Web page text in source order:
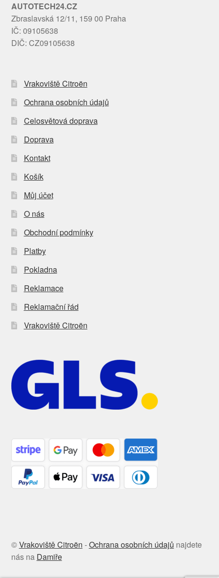
AUTOTECH24.CZ
Zbraslavská 12/11, 159 00 Praha
IČ: 09105638
DIČ: CZ09105638
Vrakoviště Citroën
Ochrana osobních údajů
Celosvětová doprava
Doprava
Kontakt
Košík
Můj účet
O nás
Obchodní podmínky
Platby
Pokladna
Reklamace
Reklamační řád
Vrakoviště Citroën
©Vrakoviště Citroën -Ochrana osobních údajů najdete
nás na Damiře